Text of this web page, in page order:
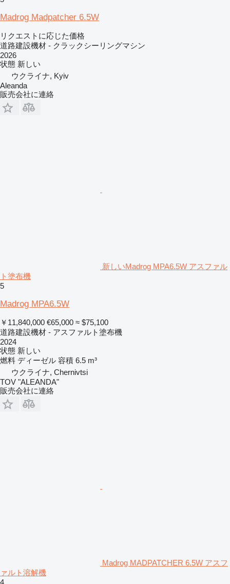
Madrog Madpatcher 6.5W
リクエストに応じた価格
道路建設機材 - クラックシーリングマシン
2026
状態 新しい
ウクライナ, Kyiv
Aleanda
販売会社に連絡
新しいMadrog MPA6.5W アスファル
ト塗布機
5
Madrog MPA6.5W
￥11,840,000 €65,000 ≈ $75,100
道路建設機材 - アスファルト塗布機
2024
状態 新しい
燃料 ディーゼル 容積 6.5 m³
ウクライナ, Chernivtsi
TOV "ALEANDA"
販売会社に連絡
Madrog MADPATCHER 6.5W アスフ
ァルト溶解機
4